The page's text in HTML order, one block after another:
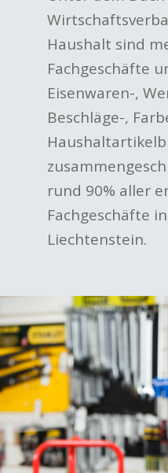
Haushalt sind
Fachgeschäfte
Eisenwaren-,
Beschläge-,
rund 90% aller
Fachgeschäfte
Liechtenstein.